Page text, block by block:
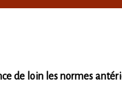
de loin les normes